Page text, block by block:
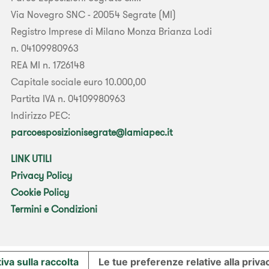
Via Novegro SNC - 20054 Segrate (MI)
Registro Imprese di Milano Monza Brianza Lodi
n. 04109980963
REA MI n. 1726148
Capitale sociale euro 10.000,00
Partita IVA n. 04109980963
Indirizzo PEC:
parcoesposizionisegrate@lamiapec.it
LINK UTILI
Privacy Policy
Cookie Policy
Termini e Condizioni
sulla raccolta Le tue preferenze relative alla